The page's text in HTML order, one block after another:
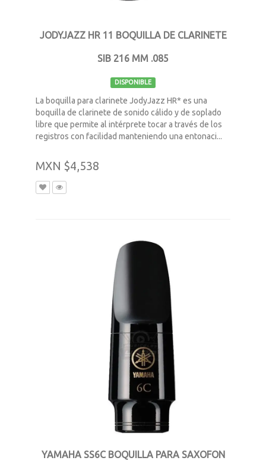
JODYJAZZ HR 11 BOQUILLA DE CLARINETE
SIB 216 MM .085
DISPONIBLE
La boquilla para clarinete JodyJazz HR* es una
boquilla de clarinete de sonido cálido y de soplado
libre que permite al intérprete tocar a través de los
registros con facilidad manteniendo una entonaci...
MXN $4,538
YAMAHA SS6C BOQUILLA PARA SAXOFON